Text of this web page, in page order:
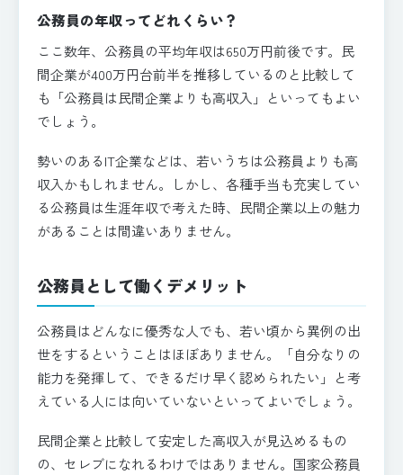
公務員の年収ってどれくらい？
ここ数年、公務員の平均年収は650万円前後です。民
間企業が400万円台前半を推移しているのと比較して
も「公務員は民間企業よりも高収入」といってもよい
でしょう。
勢いのあるIT企業などは、若いうちは公務員よりも高
収入かもしれません。しかし、各種手当も充実してい
る公務員は生涯年収で考えた時、民間企業以上の魅力
があることは間違いありません。
公務員として働くデメリット
公務員はどんなに優秀な人でも、若い頃から異例の出
世をするということはほぼありません。「自分なりの
能力を発揮して、できるだけ早く認められたい」と考
えている人には向いていないといってよいでしょう。
民間企業と比較して安定した高収入が見込めるもの
の、セレブになれるわけではありません。国家公務員